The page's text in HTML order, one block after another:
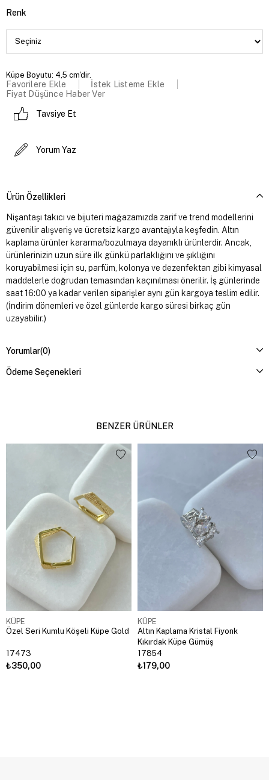
Renk
Küpe Boyutu: 4,5 cm'dir.
Favorilere Ekle
İstek Listeme Ekle
Fiyat Düşünce Haber Ver
Tavsiye Et
Yorum Yaz
Ürün Özellikleri
Nişantaşı takıcı ve bijuteri mağazamızda zarif ve trend modellerini
güvenilir alışveriş ve ücretsiz kargo avantajıyla keşfedin. Altın
kaplama ürünler kararma/bozulmaya dayanıklı ürünlerdir. Ancak,
ürünlerinizin uzun süre ilk günkü parlaklığını ve şıklığını
koruyabilmesi için su, parfüm, kolonya ve dezenfektan gibi kimyasal
maddelerle doğrudan temasından kaçınılması önerilir. İş günlerinde
saat 16:00 ya kadar verilen siparişler aynı gün kargoya teslim edilir.
(İndirim dönemleri ve özel günlerde kargo süresi birkaç gün
uzayabilir.)
Yorumlar(0)
Ödeme Seçenekleri
BENZER ÜRÜNLER
KÜPE
Özel Seri Kumlu Köşeli Küpe Gold
17473
₺350,00
KÜPE
Altın Kaplama Kristal Fiyonk
Kıkırdak Küpe Gümüş
17854
₺179,00